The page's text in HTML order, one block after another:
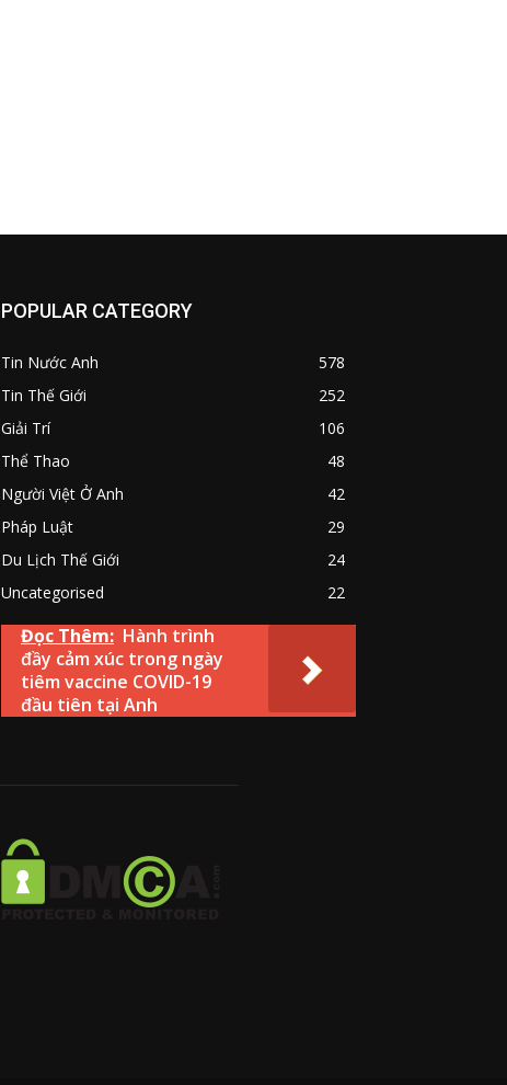
POPULAR CATEGORY
Tin Nước Anh
578
Tin Thế Giới
252
Giải Trí
106
Thể Thao
48
Người Việt Ở Anh
42
Pháp Luật
29
Du Lịch Thế Giới
24
Uncategorised
22
Đọc Thêm: Hành trình
đầy cảm xúc trong ngày
tiêm vaccine COVID-19
đầu tiên tại Anh